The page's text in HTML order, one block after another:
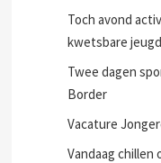
Toch avond
kwetsbare
Twee dagen
Border
Vacature
Vandaag chillen